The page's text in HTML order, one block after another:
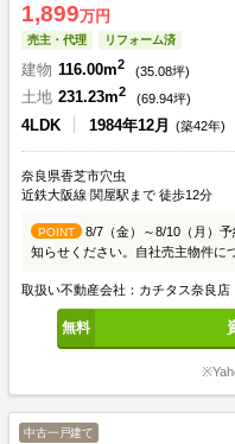
1,899万円
売主・代理 リフォーム済
建物 116.00m2 (35.08坪)
土地 231.23m2 (69.94坪)
4LDK 1984年12月 (築42年)
奈良県香芝市穴虫
近鉄大阪線 関屋駅まで 徒歩12分
POINT
8/7（金）～8/10（月）
知らせください。自社売主物件に
グ、鍵交換、雨漏り点検、設備点
換、ユニットバス交換、トイレ交
ューズボックス交換、クロス張替
設置、照明器具交換【おすすめポ
証・返済額や融資可能額など、お
初めての方でもお気軽にご相談
1900m（徒歩24分）・香芝市立
二上店様 2900m（徒歩37分）・
取扱い不動産会社：カチタス奈良店
中古一戸建て